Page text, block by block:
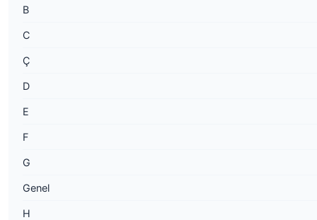
B
C
Ç
D
E
F
G
Genel
H